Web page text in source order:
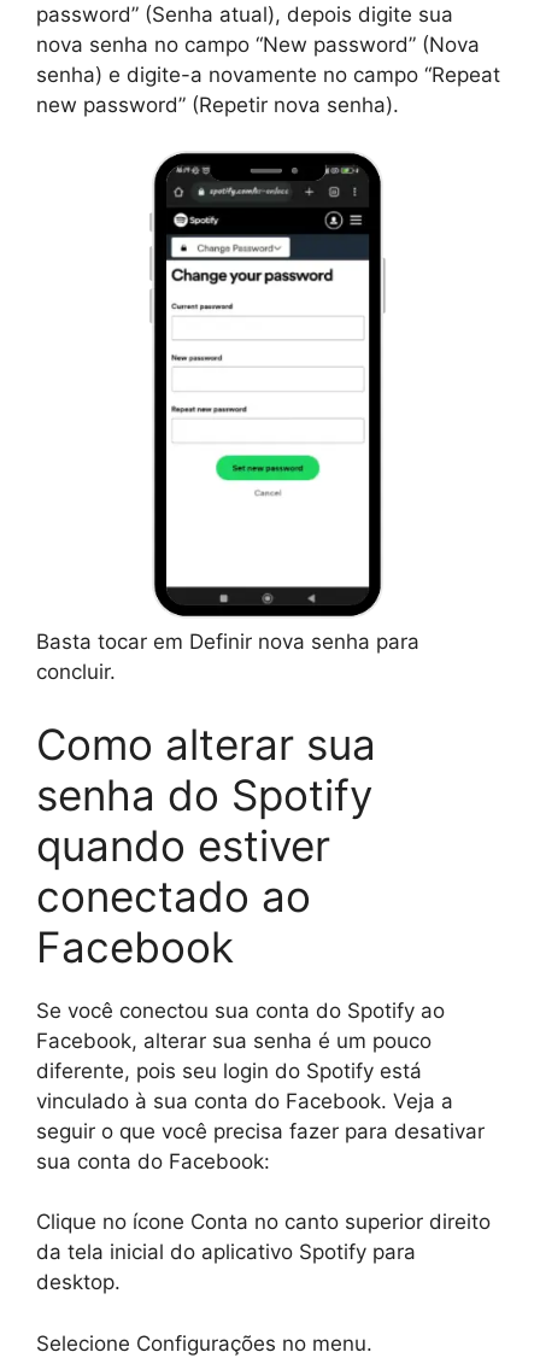
password” (Senha atual), depois digite sua
nova senha no campo “New password” (Nova
senha) e digite-a novamente no campo “Repeat
new password” (Repetir nova senha).
Basta tocar em Definir nova senha para
concluir.
Como alterar sua
senha do Spotify
quando estiver
conectado ao
Facebook
Se você conectou sua conta do Spotify ao
Facebook, alterar sua senha é um pouco
diferente, pois seu login do Spotify está
vinculado à sua conta do Facebook. Veja a
seguir o que você precisa fazer para desativar
sua conta do Facebook:
Clique no ícone Conta no canto superior direito
da tela inicial do aplicativo Spotify para
desktop.
Selecione Configurações no menu.